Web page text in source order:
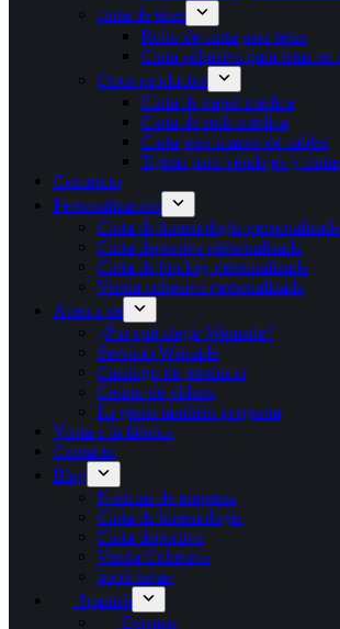
cinta de tetas
Rollo de cinta para tetas
Cinta adhesiva para tetas en
Otros productos
Cinta de papel médica
Cinta de seda médica
Cinta para mazos de cables
Tijeras para vendajes y
Comercio
Personalización
Cinta de kinesiología personalizada
Cinta deportiva personalizada
Cinta de hockey personalizada
Venda cohesiva personalizada
Acerca de
¿Por qué elegir Wemade?
Servicio Wemade
Catalogo de producto
Centro de vídeos
La gente también pregunta
Visita a la fábrica
Contacto
Blog
Noticias de empresa
Cinta de kinesiología
Cinta deportiva
Venda Cohesiva
boob tapae
Spanish
German